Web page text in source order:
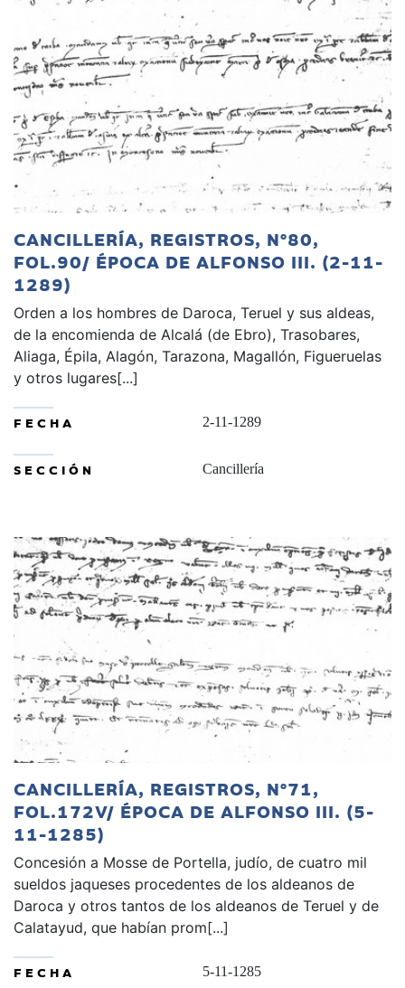
CANCILLERÍA, REGISTROS, Nº80,
FOL.90/ ÉPOCA DE ALFONSO III. (2-11-
1289)
Orden a los hombres de Daroca, Teruel y sus aldeas,
de la encomienda de Alcalá (de Ebro), Trasobares,
Aliaga, Épila, Alagón, Tarazona, Magallón, Figueruelas
y otros lugares[...]
FECHA 2-11-1289
SECCIÓN Cancillería
CANCILLERÍA, REGISTROS, Nº71,
FOL.172V/ ÉPOCA DE ALFONSO III. (5-
11-1285)
Concesión a Mosse de Portella, judío, de cuatro mil
sueldos jaqueses procedentes de los aldeanos de
Daroca y otros tantos de los aldeanos de Teruel y de
Calatayud, que habían prom[...]
FECHA 5-11-1285